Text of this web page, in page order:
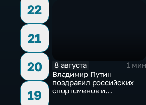
22
21
20
19
8 августа
1 мин
Владимир Путин
поздравил российских
спортсменов и